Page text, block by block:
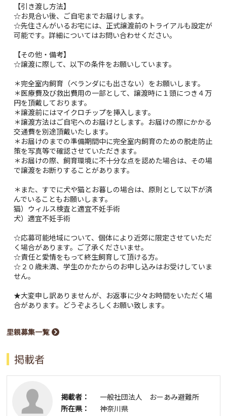
【引き渡し方法】
☆お見合い後、ご自宅までお届けします。
☆先住さんがいるお宅には、正式譲渡前のトライアルも設定が
可能です。詳細についてはお問い合わせください。
【その他・備考】
☆譲渡に際して、以下の条件をお願いしています。
＊完全室内飼育（ベランダにも出さない）をお願いします。
＊医療費及び救出費用の一部として、譲渡時に１頭につき４万
円を頂戴しております。
＊譲渡前にはマイクロチップを挿入します。
＊譲渡方法はご自宅へのお届けとします。お届けの際にかかる
交通費を別途頂戴いたします。
＊お届けのまでの準備期間中に完全室内飼育のための脱走防止
策を写真等で確認させていただきます。
＊お届けの際、飼育環境に不十分な点を認めた場合は、その場
で譲渡をお断りすることがあります。
＊また、すでに犬や猫とお暮しの場合は、原則として以下が済
んでいることもお願いします。
猫）ウィルス検査と適宜不妊手術
犬）適宜不妊手術
☆応募可能地域について、個体により近郊に限定させていただ
く場合があります。ご了承くださいませ。
☆責任と愛情をもって終生飼育して頂ける方。
☆２０歳未満、学生のかたからのお申し込みはお受けしていま
せん。
★大変申し訳ありませんが、お返事に少々お時間をいただく場
合があります。どうぞよろしくお願い致します。
里親募集一覧
掲載者
掲載者：
一般社団法人 おーあみ避難所
所在県：
神奈川県